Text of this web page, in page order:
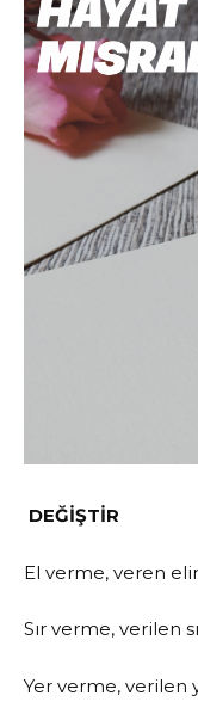
DEĞİŞTİR
El verme, veren
Sır verme, verilen
Yer verme, verilen